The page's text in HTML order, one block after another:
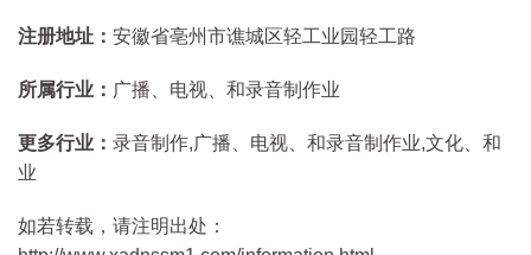
注册地址： 安徽省亳州市谯城区轻工业园轻工路
所属行业： 广播、电视、和录音制作业
更多行业： 录音制作,广播、电视、和录音制作业,文化、和
业
如若转载，请注明出处：